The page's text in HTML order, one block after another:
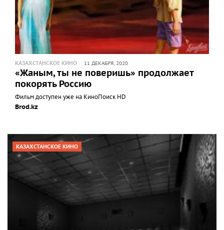
КАЗАХСТАНСКОЕ КИНО 11 ДЕКАБРЯ, 2020
«Жаным, ты не поверишь» продолжает
покорять Россию
Фильм доступен уже на КиноПоиск HD
Brod.kz
КАЗАХСТАНСКОЕ КИНО